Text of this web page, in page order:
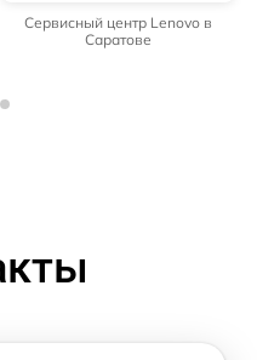
Сервисный центр Lenovo в
Саратове